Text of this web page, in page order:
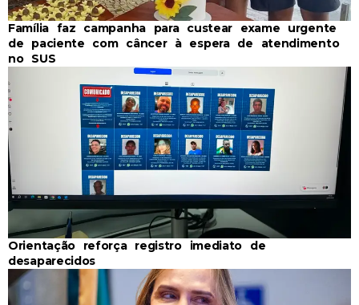
Família faz campanha para custear exame urgente
de paciente com câncer à espera de atendimento
no SUS
Orientação reforça registro imediato de
desaparecidos